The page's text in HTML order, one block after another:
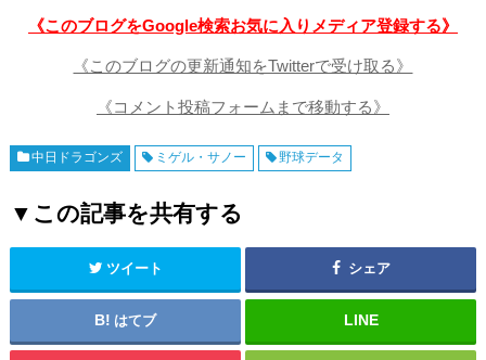
《このブログをGoogle検索お気に入りメディア登録する》
《このブログの更新通知をTwitterで受け取る》
《コメント投稿フォームまで移動する》
中日ドラゴンズ ミゲル・サノー 野球データ
▼この記事を共有する
ツイート シェア
はてブ